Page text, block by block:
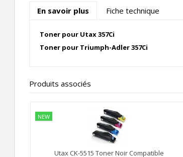
En savoir plus Fiche technique
Toner pour Utax 357Ci
Toner pour Triumph-Adler 357Ci
Produits associés
NEW
Utax CK-5515 Toner Noir Compatible